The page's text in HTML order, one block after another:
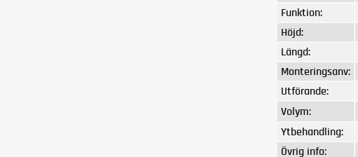
Funktion:
Höjd:
Längd:
Monteringsanv:
Utförande:
Volym:
Ytbehandling:
Övrig info: